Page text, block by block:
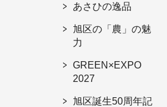
あさひの逸品
旭区の「農」の魅
力
GREEN×EXPO
2027
旭区誕生50周年記